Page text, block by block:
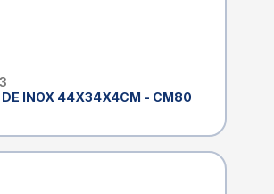
INOX 44X34X4CM - CM80